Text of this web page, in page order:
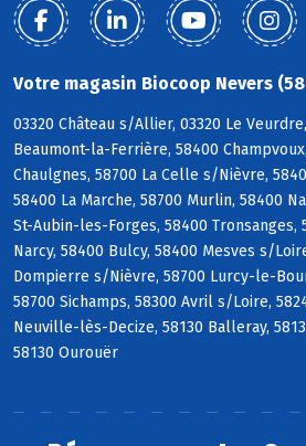
Votre magasin Biocoop Nevers
03320 Château s/Allier, 03320 Le
Beaumont-la-Ferrière, 58400
Chaulgnes, 58700 La Celle s/Nièvre,
58400 La Marche, 58700 Murlin, 58400
St-Aubin-les-Forges, 58400 Tronsanges,
Narcy, 58400 Bulcy, 58400 Mesves s/
Dompierre s/Nièvre, 58700 Lurcy-le-
58700 Sichamps, 58300 Avril s/Loire,
Neuville-lès-Decize, 58130 Balleray,
58130 Ourouër